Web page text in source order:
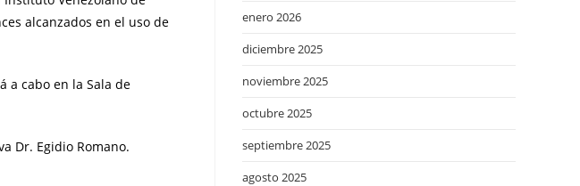
alcanzados en el uso de
a cabo en la Sala de
Dr. Egidio Romano.
enero 2026
diciembre 2025
noviembre 2025
octubre 2025
septiembre 2025
agosto 2025